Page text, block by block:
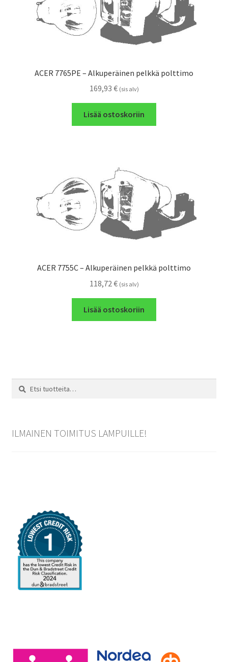
ACER 7765PE – Alkuperäinen pelkkä polttimo
169,93 € (sis alv)
Lisää ostoskoriin
ACER 7755C – Alkuperäinen pelkkä polttimo
118,72 € (sis alv)
Lisää ostoskoriin
Etsi:
Haku
ILMAINEN TOIMITUS LAMPUILLE!